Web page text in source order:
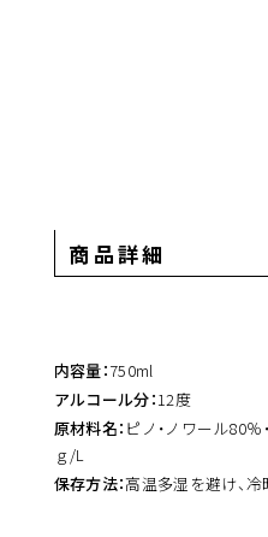
商品詳細
内容量：750ml
アルコール分：12度
原材料名： ピノ・ノワール80
ｇ/L
保存方法：高温多湿を避け、